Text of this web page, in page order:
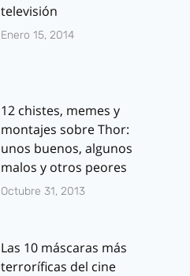
televisión
Enero 15, 2014
12 chistes, memes y
montajes sobre Thor:
unos buenos, algunos
malos y otros peores
Octubre 31, 2013
Las 10 máscaras más
terroríficas del cine